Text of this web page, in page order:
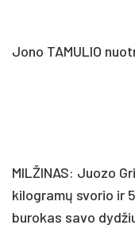
Jono TAMULIO
MILŽINAS: Juozo
kilogramų svorio ir
burokas savo